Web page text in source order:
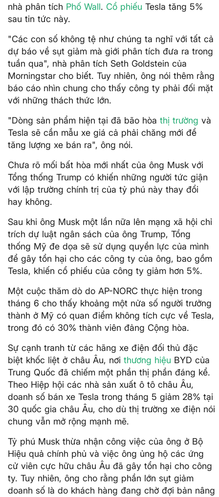
nhà phân tích Phố Wall. Cổ phiếu Tesla tăng 5%
sau tin tức này.
"Các con số không tệ như chúng ta nghĩ với tất cả
dự báo về sụt giảm mà giới phân tích đưa ra trong
tuần qua", nhà phân tích Seth Goldstein của
Morningstar cho biết. Tuy nhiên, ông nói thêm rằng
báo cáo nhìn chung cho thấy công ty phải đối mặt
với những thách thức lớn.
"Dòng sản phẩm hiện tại đã bão hòa thị trường và
Tesla sẽ cần mẫu xe giá cả phải chăng mới để
tăng lượng xe bán ra", ông nói.
Chưa rõ mối bất hòa mới nhất của ông Musk với
Tổng thống Trump có khiến những người tức giận
với lập trường chính trị của tỷ phú này thay đổi
hay không.
Sau khi ông Musk một lần nữa lên mạng xã hội chỉ
trích dự luật ngân sách của ông Trump, Tổng
thống Mỹ đe dọa sẽ sử dụng quyền lực của mình
để gây tổn hại cho các công ty của ông, bao gồm
Tesla, khiến cổ phiếu của công ty giảm hơn 5%.
Một cuộc thăm dò do AP-NORC thực hiện trong
tháng 6 cho thấy khoảng một nửa số người trưởng
thành ở Mỹ có quan điểm không tích cực về Tesla,
trong đó có 30% thành viên đảng Cộng hòa.
Sự cạnh tranh từ các hãng xe điện đối thủ đặc
biệt khốc liệt ở châu Âu, nơi thương hiệu BYD của
Trung Quốc đã chiếm một phần thị phần đáng kể.
Theo Hiệp hội các nhà sản xuất ô tô châu Âu,
doanh số bán xe Tesla trong tháng 5 giảm 28% tại
30 quốc gia châu Âu, cho dù thị trường xe điện nói
chung vẫn mở rộng mạnh mẽ.
Tỷ phú Musk thừa nhận công việc của ông ở Bộ
Hiệu quả chính phủ và việc ông ủng hộ các ứng
cử viên cực hữu châu Âu đã gây tổn hại cho công
ty. Tuy nhiên, ông cho rằng phần lớn sụt giảm
doanh số là do khách hàng đang chờ đợi bản nâng